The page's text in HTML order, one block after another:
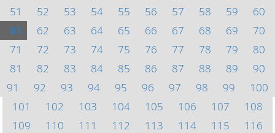
51
52 53 54 55 56 57 58 59
60
61
62 63 64 65 66 67 68 69
70
71
72 73 74 75 76 77 78 79
80
81
82 83 84 85 86 87 88 89
90
91
92 93 94 95 96 97 98 99
100
101
102 103 104 105 106 107
108
109
110 111 112 113 114 115
116